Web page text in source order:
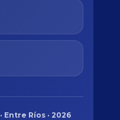
· Entre Ríos · 2026